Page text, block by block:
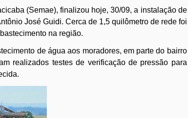
(Semae), finalizou hoje, 30/09, a instalação de
José Guidi. Cerca de 1,5 quilômetro de rede foi
na região.
de água aos moradores, em parte do bairro
realizados testes de verificação de pressão para